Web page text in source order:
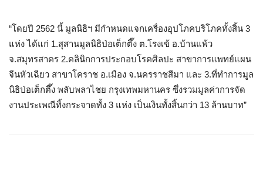
“โดยปี 2562 นี้ มูลนิธิฯ มีกำหนดแจกเครื่องอุปโภคบริโภคทั้งสิ้น 3
แห่ง ได้แก่ 1.สุสานมูลนิธิป่อเต็กตึ๊ง ต.โรงเข้ อ.บ้านแพ้ว
จ.สมุทรสาคร 2.คลินิกการประกอบโรคศิลปะ สาขาการแพทย์แผน
จีนหัวเฉียว สาขาโคราช อ.เมือง จ.นครราชสีมา และ 3.ที่ทำการมูล
นิธิป่อเต็กตึ๊ง พลับพลาไชย กรุงเทพมหานคร ซึ่งรวมมูลค่าการจัด
งานประเพณีทิ้งกระจาดทั้ง 3 แห่ง เป็นเงินทั้งสิ้นกว่า 13 ล้านบาท”